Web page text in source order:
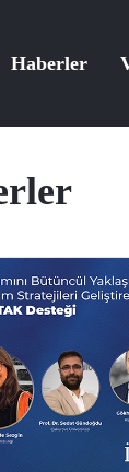
Haberler